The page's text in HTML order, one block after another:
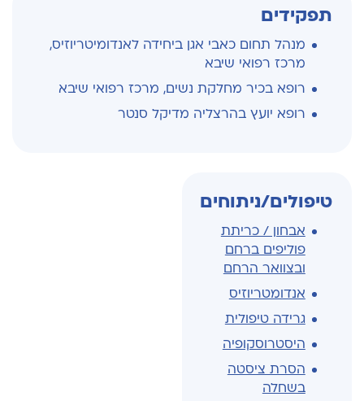
תפקידים
מנהל תחום כאבי אגן ביחידה לאנדומיטריוזיס,
מרכז רפואי שיבא
רופא בכיר מחלקת נשים, מרכז רפואי שיבא
רופא יועץ בהרצליה מדיקל סנטר
טיפולים/ניתוחים
אבחון / כריתת
פוליפים ברחם
ובצוואר הרחם
אנדומטריוזיס
גרידה טיפולית
היסטרוסקופיה
הסרת ציסטה
בשחלה